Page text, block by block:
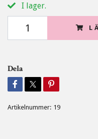
I lager.
Dela
Artikelnummer: 19